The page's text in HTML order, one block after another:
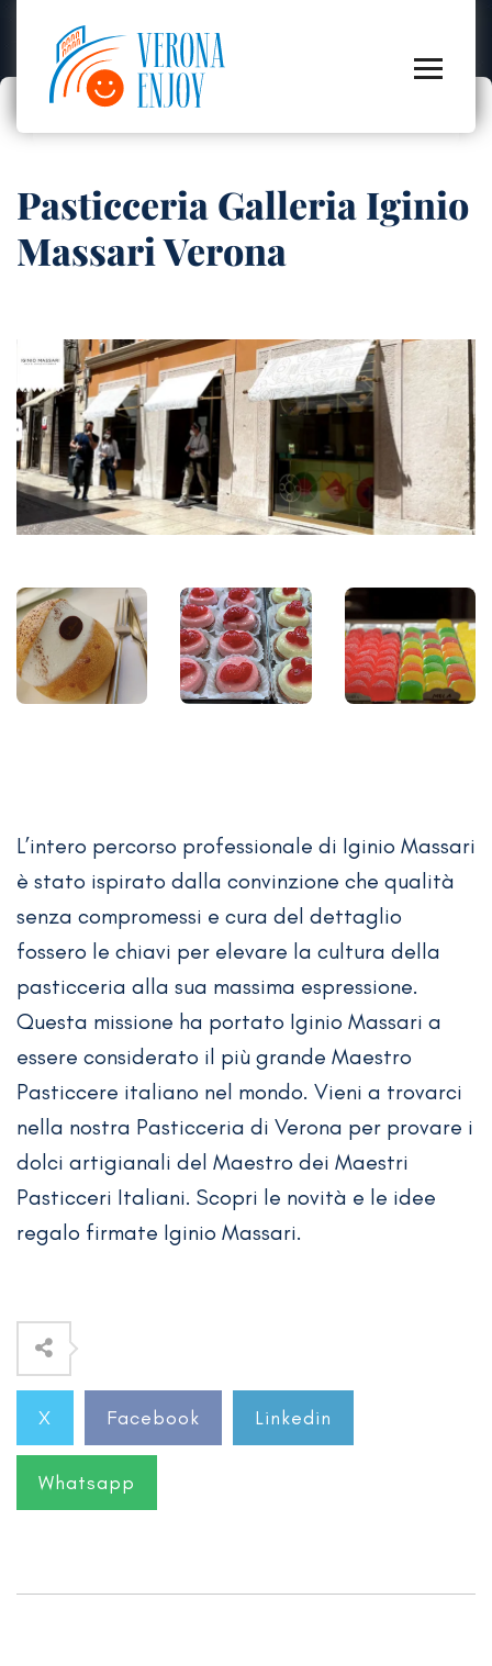
Pasticceria Galleria Iginio
Massari Verona
L’intero percorso professionale di Iginio Massari
è stato ispirato dalla convinzione che qualità
senza compromessi e cura del dettaglio
fossero le chiavi per elevare la cultura della
pasticceria alla sua massima espressione.
Questa missione ha portato Iginio Massari a
essere considerato il più grande Maestro
Pasticcere italiano nel mondo. Vieni a trovarci
nella nostra Pasticceria di Verona per provare i
dolci artigianali del Maestro dei Maestri
Pasticceri Italiani. Scopri le novità e le idee
regalo firmate Iginio Massari.
X Facebook Linkedin
Whatsapp